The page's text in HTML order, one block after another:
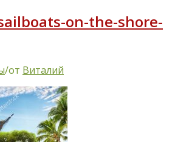
on-the-shore-
/от Виталий